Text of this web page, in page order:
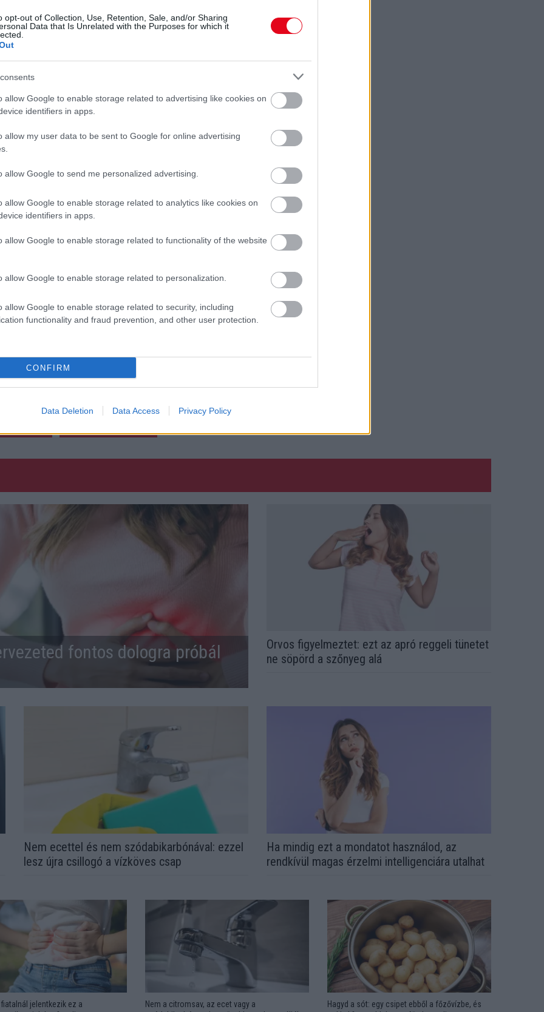
opt-out of Collection, Use, Retention, Sale, and/or Sharing
Data that Is Unrelated with the Purposes for which it
allow Google to enable storage related to advertising like cookies on
identifiers in apps.
allow my user data to be sent to Google for online advertising
allow Google to send me personalized advertising.
allow Google to enable storage related to analytics like cookies on
identifiers in apps.
allow Google to enable storage related to functionality of the website
allow Google to enable storage related to personalization.
allow Google to enable storage related to security, including
functionality and fraud prevention, and other user protection.
CONFIRM
Data Deletion Data Access Privacy Policy
fontos dologra próbál
Orvos figyelmeztet: ezt az apró reggeli tünetet
ne söpörd a szőnyeg alá
Nem ecettel és nem szódabikarbónával: ezzel
lesz újra csillogó a vízköves csap
Ha mindig ezt a mondatot használod, az
rendkívül magas érzelmi intelligenciára utalhat
fiatalnál jelentkezik ez a
Nem a citromsav, az ecet vagy a
Hagyd a sót: egy csipet ebből a főzővízbe, és